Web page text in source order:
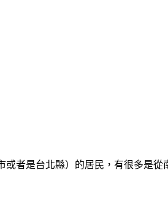
者是台北縣）的居民，有很多是從